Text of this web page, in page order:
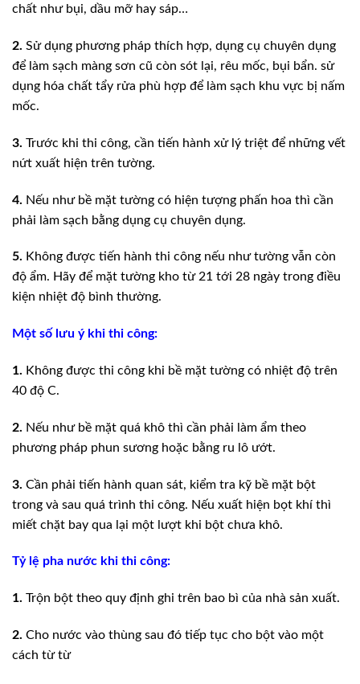
chất như bụi, dầu mỡ hay sáp…
2. Sử dụng phương pháp thích hợp, dụng cụ chuyên dụng
để làm sạch màng sơn cũ còn sót lại, rêu mốc, bụi bẩn. sử
dụng hóa chất tẩy rửa phù hợp để làm sạch khu vực bị nấm
mốc.
3. Trước khi thi công, cần tiến hành xử lý triệt để những vết
nứt xuất hiện trên tường.
4. Nếu như bề mặt tường có hiện tượng phấn hoa thì cần
phải làm sạch bằng dụng cụ chuyên dụng.
5. Không được tiến hành thi công nếu như tường vẫn còn
độ ẩm. Hãy để mặt tường kho từ 21 tới 28 ngày trong điều
kiện nhiệt độ bình thường.
Một số lưu ý khi thi công:
1. Không được thi công khi bề mặt tường có nhiệt độ trên
40 độ C.
2. Nếu như bề mặt quá khô thì cần phải làm ẩm theo
phương pháp phun sương hoặc bằng ru lô ướt.
3. Cần phải tiến hành quan sát, kiểm tra kỹ bề mặt bột
trong và sau quá trình thi công. Nếu xuất hiện bọt khí thì
miết chặt bay qua lại một lượt khi bột chưa khô.
Tỷ lệ pha nước khi thi công:
1. Trộn bột theo quy định ghi trên bao bì của nhà sản xuất.
2. Cho nước vào thùng sau đó tiếp tục cho bột vào một
cách từ từ